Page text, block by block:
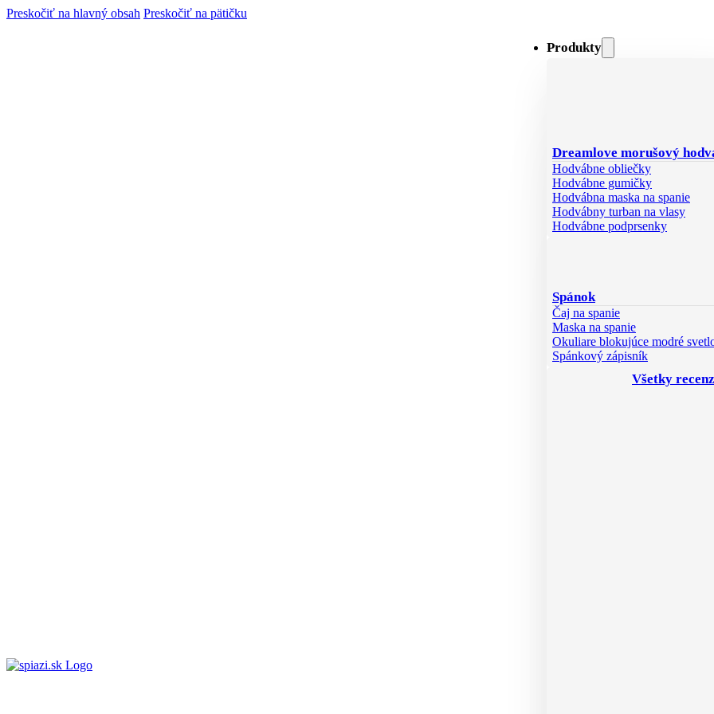
Preskočiť na hlavný obsah Preskočiť na pätičku
Produkty
Dreamlove morušový
Hodvábne obliečky
Hodvábne gumičky
Hodvábna maska na spanie
Hodvábny turban na vlasy
Hodvábne podprsenky
Spánok
Čaj na spanie
Maska na spanie
Okuliare blokujúce modré
Spánkový zápisník
Všetky